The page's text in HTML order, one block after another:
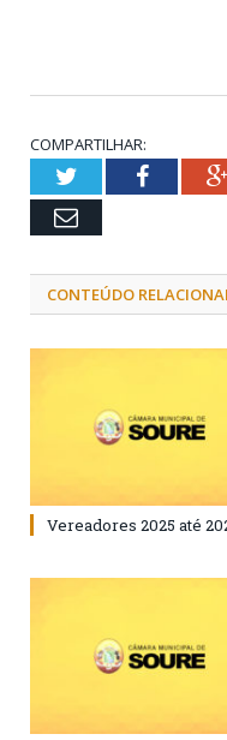
COMPARTILHAR:
Twitter
Email
CONTEÚDO
Vereadores 2025 até